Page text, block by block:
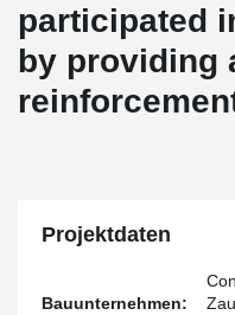
participated
by providing
Projektdaten
Bauunternehmen: